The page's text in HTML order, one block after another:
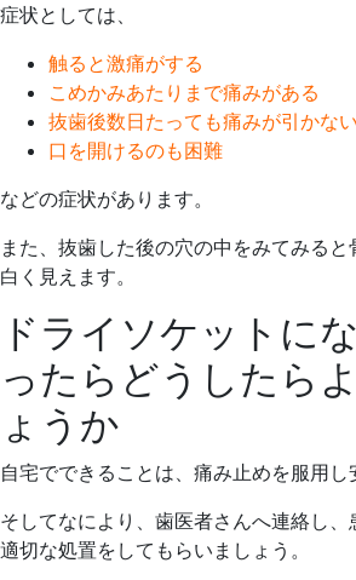
症状としては、
触ると激痛がする
こめかみあたりまで痛みがある
抜歯後数日たっても痛みが引かない
口を開けるのも困難
などの症状があります。
また、抜歯した後の穴の中をみてみる
白く見えます。
ドライソケットに
ったらどうしたら
ょうか
自宅でできることは、痛み止めを服用し
そしてなにより、歯医者さんへ連絡し
適切な処置をしてもらいましょう。